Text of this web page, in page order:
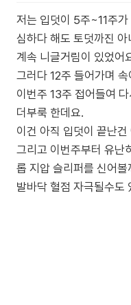
저는 입덧이 5주~11주
심하다 해도 토덧까진
계속 니글거림이 있었어
그러다 12주 들어가며
이번주 13주 접어들여
더부룩 한데요.
이건 아직 입덧이 끝난
그리고 이번주부터 유난
롭 지압 슬리퍼를 신어볼
발바닥 혈점 자극될수도